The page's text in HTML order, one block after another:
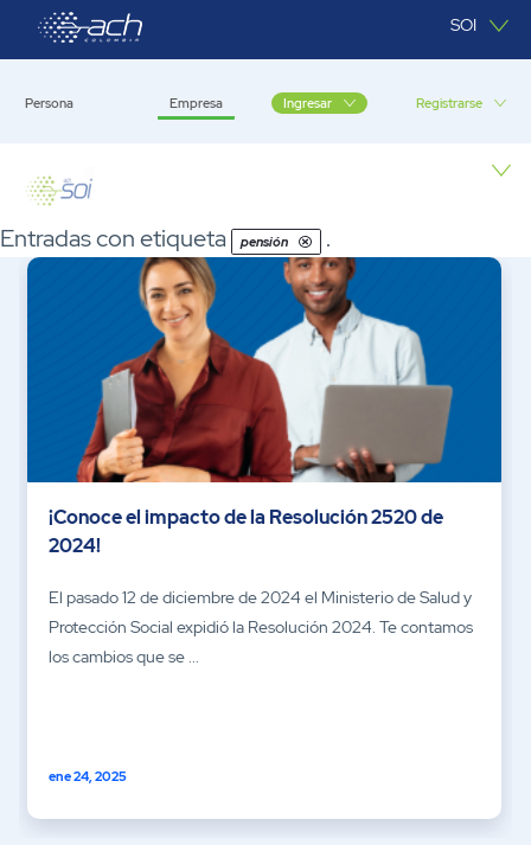
Saltar al contenido principal SOI
Persona Empresa Ingresar Registrarse
Empresa
Entradas con etiqueta pensión .
¡Conoce el impacto de la Resolución 2520 de
2024!
El pasado 12 de diciembre de 2024 el Ministerio de Salud y
Protección Social expidió la Resolución 2024. Te contamos
los cambios que se ...
ene 24, 2025